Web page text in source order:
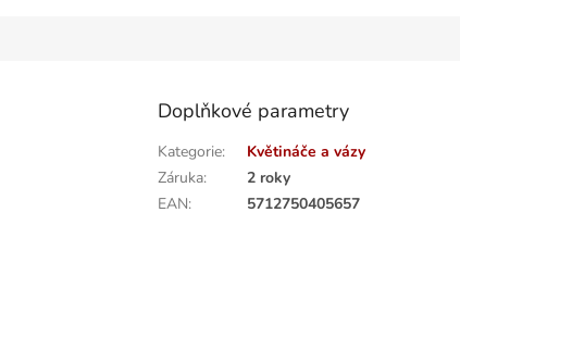
Doplňkové parametry
Kategorie:
Květináče a vázy
Záruka:
2 roky
EAN: 5712750405657